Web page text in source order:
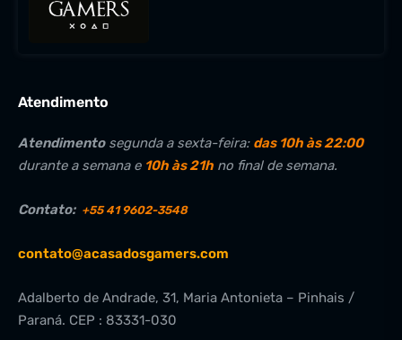
Atendimento
Atendimentosegunda a sexta-feira: das 10h às 22:00
durante a semana e 10h às 21h no final de semana.
Contato: +55 41 9602-3548
contato@acasadosgamers.com
Adalberto de Andrade, 31, Maria Antonieta – Pinhais /
Paraná. CEP : 83331-030